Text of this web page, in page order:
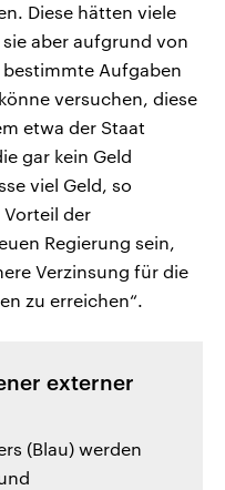
Diese hätten viele
aber aufgrund von
Aufgaben
versuchen, diese
etwa der Staat
gar kein Geld
viel Geld, so
Vorteil der
Regierung sein,
Verzinsung für die
zu erreichen“.
externer
(Blau) werden